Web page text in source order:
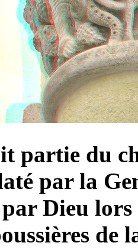
partie du
par la
par Dieu
de